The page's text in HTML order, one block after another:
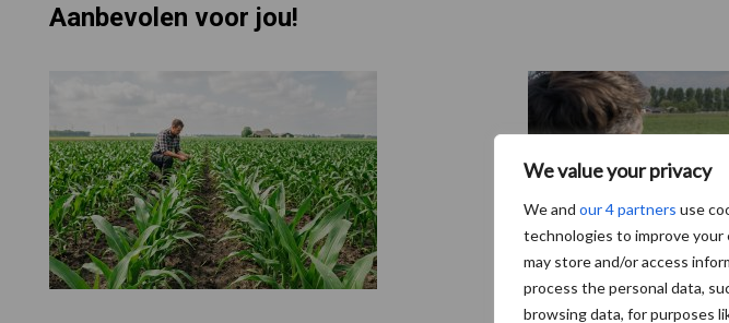
We value your privacy
We and our 4 partners use
technologies to improve
may store and/or access
process the personal data,
browsing data, for purposes
Aanbevolen voor jou!